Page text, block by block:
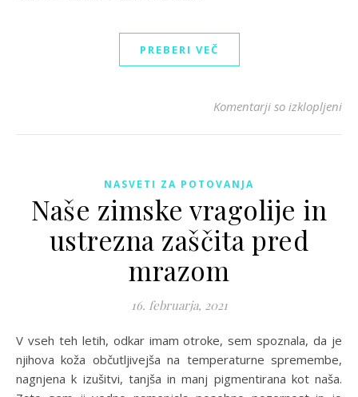
PREBERI VEČ
Komentarji so izklopljeniza
NASVETI ZA POTOVANJA
Naše zimske vragolije in
ustrezna zaščita pred
mrazom
16. februarja, 2021
V vseh teh letih, odkar imam otroke, sem spoznala, da je
njihova koža občutljivejša na temperaturne spremembe,
nagnjena k izušitvi, tanjša in manj pigmentirana kot naša.